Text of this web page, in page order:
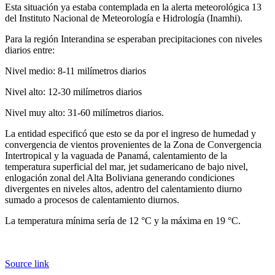
Esta situación ya estaba contemplada en la alerta meteorológica 13
del Instituto Nacional de Meteorología e Hidrología (Inamhi).
Para la región Interandina se esperaban precipitaciones con niveles
diarios entre:
Nivel medio: 8-11 milímetros diarios
Nivel alto: 12-30 milímetros diarios
Nivel muy alto: 31-60 milímetros diarios.
La entidad especificó que esto se da por el ingreso de humedad y
convergencia de vientos provenientes de la Zona de Convergencia
Intertropical y la vaguada de Panamá, calentamiento de la
temperatura superficial del mar, jet sudamericano de bajo nivel,
enlogación zonal del Alta Boliviana generando condiciones
divergentes en niveles altos, adentro del calentamiento diurno
sumado a procesos de calentamiento diurnos.
La temperatura mínima sería de 12 °C y la máxima en 19 °C.
Source link